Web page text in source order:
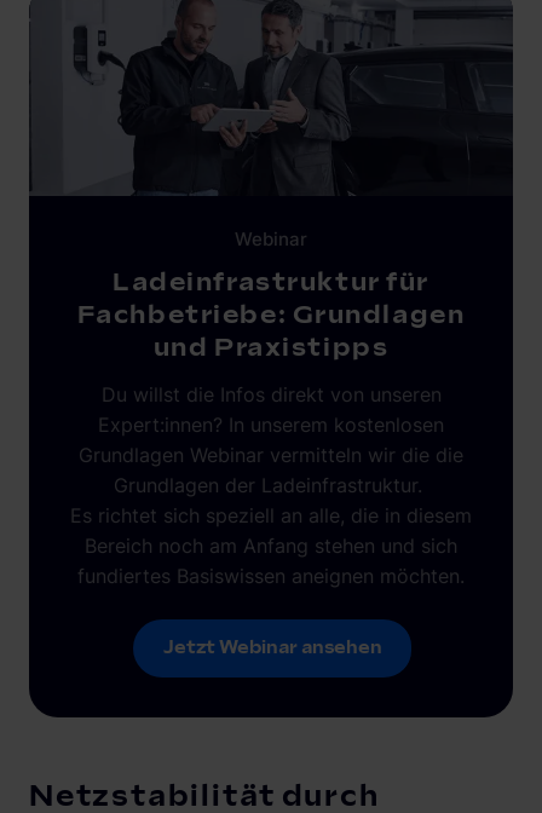
Webinar
Ladeinfrastruktur für
Fachbetriebe: Grundlagen
und Praxistipps
Du willst die Infos direkt von unseren
Expert:innen? In unserem kostenlosen
Grundlagen Webinar vermitteln wir die die
Grundlagen der Ladeinfrastruktur.
Es richtet sich speziell an alle, die in diesem
Bereich noch am Anfang stehen und sich
fundiertes Basiswissen aneignen möchten.
Jetzt Webinar ansehen
Jetzt Webinar ansehen
Netzstabilität durch